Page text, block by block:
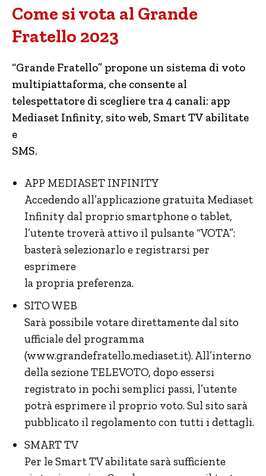
Come si vota al Grande
Fratello 2023
“Grande Fratello” propone un sistema di voto
multipiattaforma, che consente al
telespettatore di scegliere tra 4 canali: app
Mediaset Infinity, sito web, Smart TV abilitate
e
SMS.
APP MEDIASET INFINITY
Accedendo all’applicazione gratuita Mediaset
Infinity dal proprio smartphone o tablet,
l’utente troverà attivo il pulsante “VOTA”:
basterà selezionarlo e registrarsi per
esprimere
la propria preferenza.
SITO WEB
Sarà possibile votare direttamente dal sito
ufficiale del programma
(www.grandefratello.mediaset.it). All’interno
della sezione TELEVOTO, dopo essersi
registrato in pochi semplici passi, l’utente
potrà esprimere il proprio voto. Sul sito sarà
pubblicato il regolamento con tutti i dettagli.
SMART TV
Per le Smart TV abilitate sarà sufficiente